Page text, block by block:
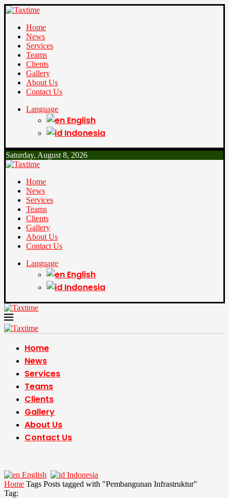
Home
News
Services
Teams
Clients
Gallery
About Us
Contact Us
Language
English
Indonesia
Saturday, August 8, 2026
Home
News
Services
Teams
Clients
Gallery
About Us
Contact Us
Language
English
Indonesia
Home
News
Services
Teams
Clients
Gallery
About Us
Contact Us
English
Indonesia
Home Tags Posts tagged with "Pembangunan Infrastruktur"
Tag: